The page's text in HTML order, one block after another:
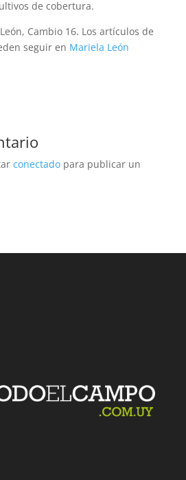
de cobertura.
Cambio 16. Los artículos de
seguir en Mariela León
conectadopara publicar un